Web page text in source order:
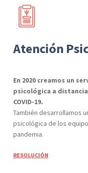
Atención
En 2020 creamos un
psicológica a
COVID-19.
También desarrollamos
psicológica de los
pandemia.
RESOLUCIÓN